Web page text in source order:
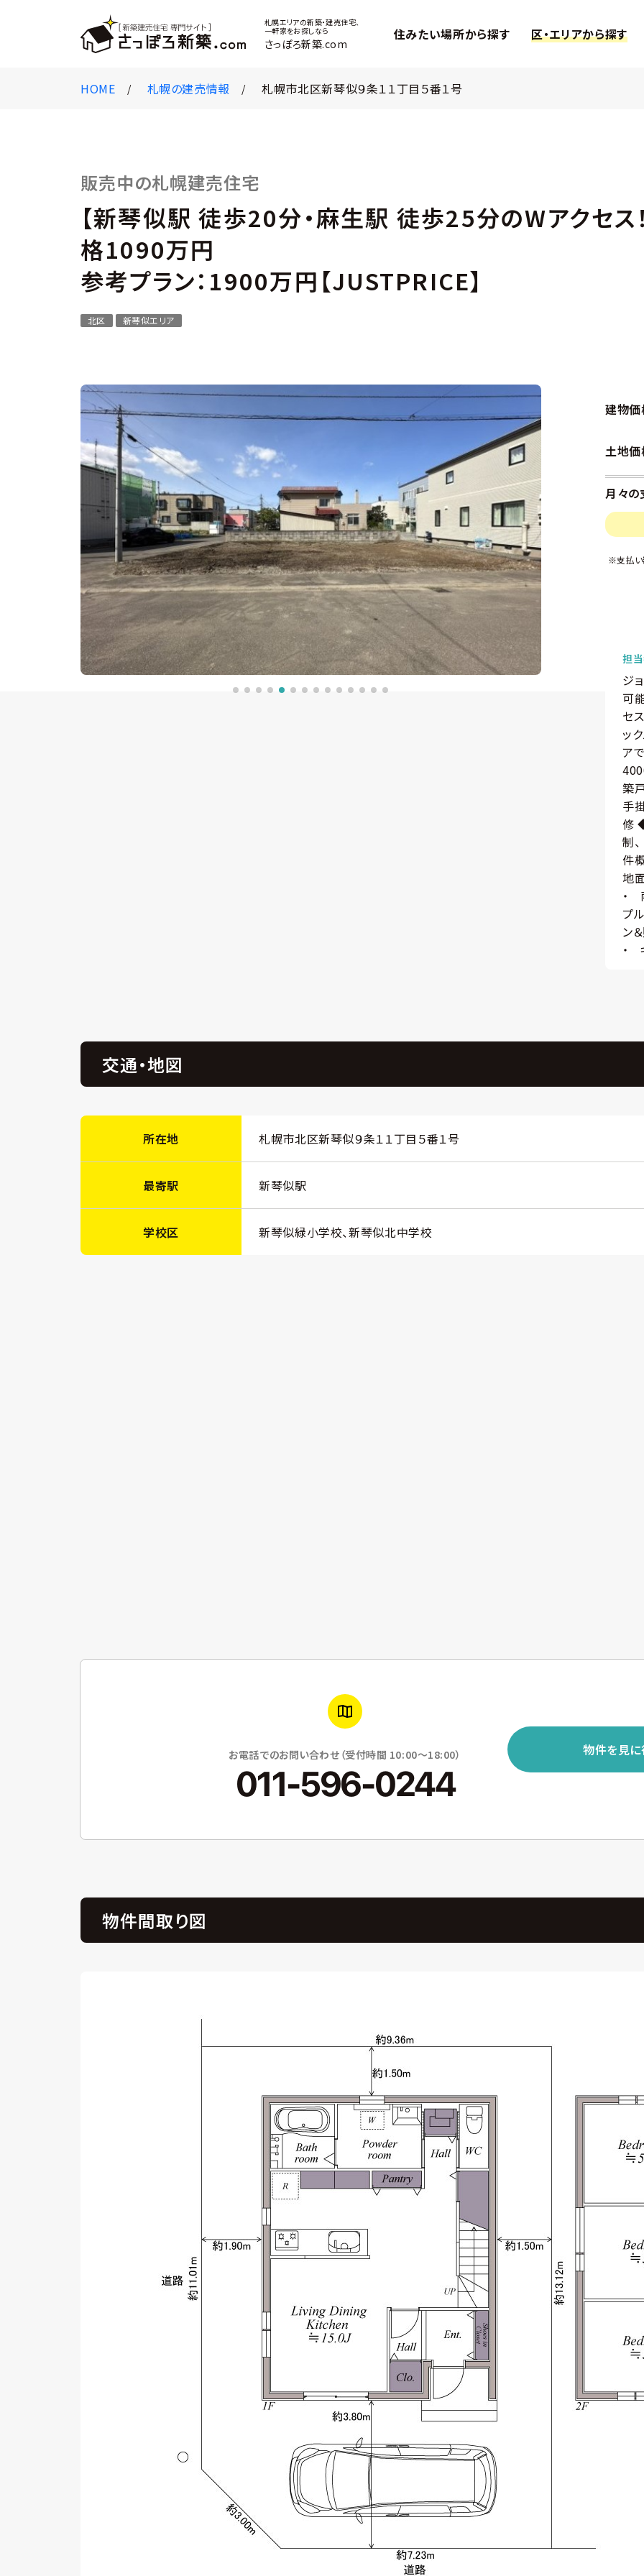
札幌エリアの新築・建売住宅、
一軒家をお探しなら
さっぽろ新築.com
住みたい場所から探す 区・エリアから探す
HOME 札幌の建売情報 札幌市北区新琴似９条１１丁目５番１号
販売中の札幌建売住宅
【新琴似駅 徒歩20分・麻生駅 徒歩25分のWアクセス
格1090万円
参考プラン：1900万円【JUSTPRICE】
北区 新琴似エリア
建物
土地
月々の
※支払い
担当
ジ
可
セ
ッ
ア
築
手
修
制
件
地
・
プ
ン
・
交通・地図
所在地 札幌市北区新琴似９条１１丁目５番１号
最寄駅 新琴似駅
学校区 新琴似緑小学校、新琴似北中学校
物件を見に
お電話でのお問い合わせ（受付時間 10:00〜18:00）
011-596-0244
物件間取り図